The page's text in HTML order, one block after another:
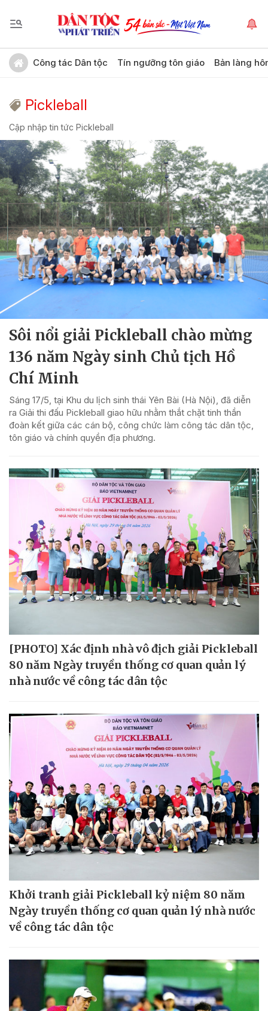
Công tác Dân tộc Tín ngưỡng tôn giáo Bản làng
Pickleball
Cập nhập tin tức Pickleball
Sôi nổi giải Pickleball chào mừng
136 năm Ngày sinh Chủ tịch Hồ
Chí Minh
Sáng 17/5, tại Khu du lịch sinh thái Yên Bài (Hà Nội), đã diễn
ra Giải thi đấu Pickleball giao hữu nhằm thắt chặt tinh thần
đoàn kết giữa các cán bộ, công chức làm công tác dân tộc,
tôn giáo và chính quyền địa phương.
[PHOTO] Xác định nhà vô địch giải Pickleball
80 năm Ngày truyền thống cơ quan quản lý
nhà nước về công tác dân tộc
Khởi tranh giải Pickleball kỷ niệm 80 năm
Ngày truyền thống cơ quan quản lý nhà nước
về công tác dân tộc